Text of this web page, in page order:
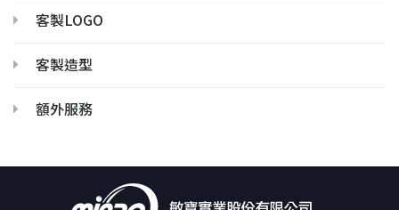
客製LOGO
客製造型
額外服務